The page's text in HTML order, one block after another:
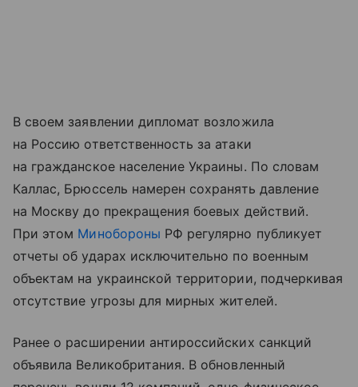
В своем заявлении дипломат возложила
на Россию ответственность за атаки
на гражданское население Украины. По словам
Каллас, Брюссель намерен сохранять давление
на Москву до прекращения боевых действий.
При этом Минобороны РФ регулярно публикует
отчеты об ударах исключительно по военным
объектам на украинской территории, подчеркивая
отсутствие угрозы для мирных жителей.
Ранее о расширении антироссийских санкций
объявила Великобритания. В обновленный